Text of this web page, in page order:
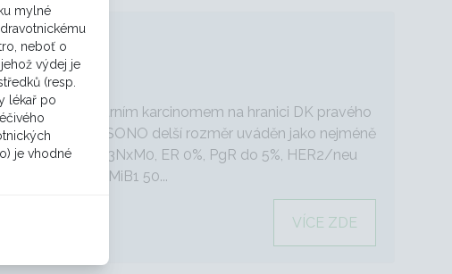
léčby
s medulárním karcinomem na hranici DK pravého
x 50mm (na SONO delší rozměr uváděn jako nejméně
možná až T3NxM0, ER 0%, PgR do 5%, HER2/neu
triple negativní) MiB1 50...
VÍCE ZDE
mylné
neboť o
výdej je
(resp.
lékař po
je vhodné